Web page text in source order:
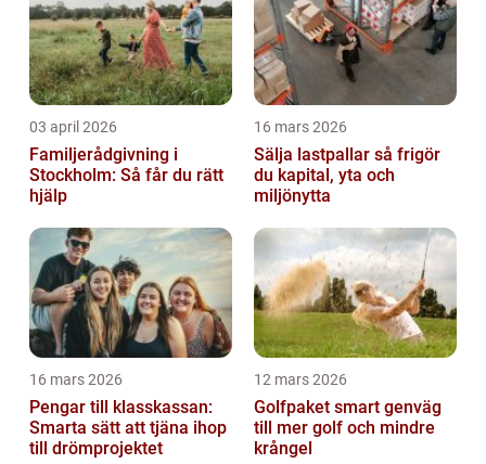
03 april 2026
Familjerådgivning i
Stockholm: Så får du rätt
hjälp
16 mars 2026
Sälja lastpallar så frigör
du kapital, yta och
miljönytta
16 mars 2026
Pengar till klasskassan:
Smarta sätt att tjäna ihop
till drömprojektet
12 mars 2026
Golfpaket smart genväg
till mer golf och mindre
krångel